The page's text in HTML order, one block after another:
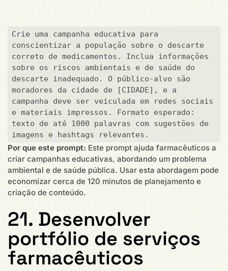
Crie uma campanha educativa para
conscientizar a população sobre o descarte
correto de medicamentos. Inclua informações
sobre os riscos ambientais e de saúde do
descarte inadequado. O público-alvo são
moradores da cidade de [CIDADE], e a
campanha deve ser veiculada em redes sociais
e materiais impressos. Formato esperado:
texto de até 1000 palavras com sugestões de
imagens e hashtags relevantes.
Por que este prompt: Este prompt ajuda farmacêuticos a
criar campanhas educativas, abordando um problema
ambiental e de saúde pública. Usar esta abordagem pode
economizar cerca de 120 minutos de planejamento e
criação de conteúdo.
21. Desenvolver
portfólio de serviços
farmacêuticos